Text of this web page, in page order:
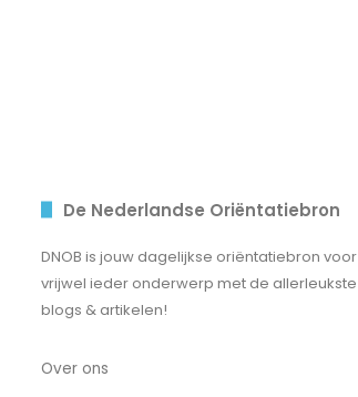
De Nederlandse Oriëntatiebron
DNOB is jouw dagelijkse oriëntatiebron voor
vrijwel ieder onderwerp met de allerleukste
blogs & artikelen!
Over ons